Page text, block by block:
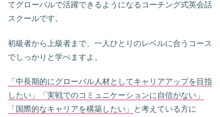
てグローバルで活躍できるようになるコーチング式英会話
スクールです。
初級者から上級者まで、一人ひとりのレベルに合うコース
でしっかりと学べますよ。
「中長期的にグローバル人材としてキャリアアップを目指
したい」「実戦でのコミュニケーションに自信がない」
「国際的なキャリアを構築したい」
と考えている方に